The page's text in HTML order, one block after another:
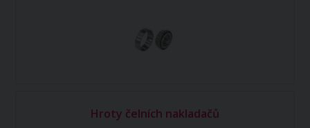
Hroty čelních nakladačů